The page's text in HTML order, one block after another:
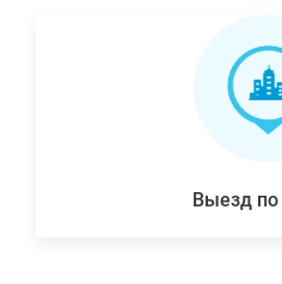
Выезд по